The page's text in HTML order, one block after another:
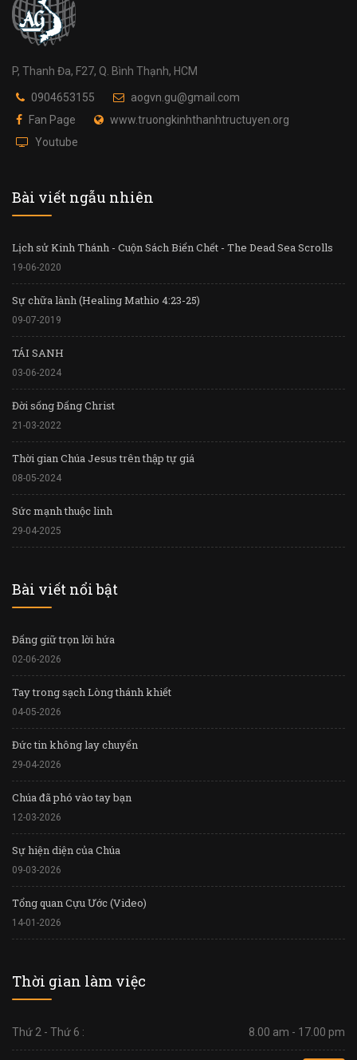
P, Thanh Đa, F27, Q. Bình Thạnh, HCM
0904653155
aogvn.gu@gmail.com
Fan Page
www.truongkinhthanhtructuyen.org
Youtube
Bài viết ngẫu nhiên
Lịch sử Kinh Thánh - Cuộn Sách Biển Chết - The Dead Sea Scrolls
19-06-2020
Sự chữa lành (Healing Mathio 4:23-25)
09-07-2019
TÁI SANH
03-06-2024
Đời sống Đấng Christ
21-03-2022
Thời gian Chúa Jesus trên thập tự giá
08-05-2024
Sức mạnh thuộc linh
29-04-2025
Bài viết nổi bật
Đấng giữ trọn lời hứa
02-06-2026
Tay trong sạch Lòng thánh khiết
04-05-2026
Đức tin không lay chuyển
29-04-2026
Chúa đã phó vào tay bạn
12-03-2026
Sự hiện diện của Chúa
09-03-2026
Tổng quan Cựu Ước (Video)
14-01-2026
Thời gian làm việc
Thứ 2 - Thứ 6 : 8.00 am - 17.00 pm